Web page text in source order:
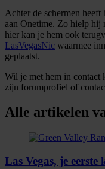
Achter de schermen
aan Onetime. Zo hielp hij
hier kan je hem ook
LasVegasNic waarmee
geplaatst.
Wil je met hem in contact
zijn forumprofiel of
Alle artikelen
Las Vegas, je